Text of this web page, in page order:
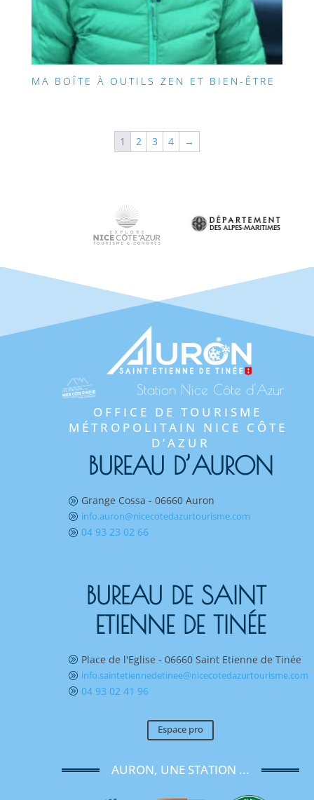
MA BOÎTE À OUTILS ZEN ET BIEN-ÊTRE
1 2 3 4 →
Station Nice Côte d'Azur
OFFICE DE TOURISME
MÉTROPOLITAIN NICE CÔTE
D’AZUR
BUREAU D’AURON
A Grange Cossa - 06660 Auron
A info.auron@nicecotedazurtourisme.com
A 04 93 23 02 66
BUREAU DE SAINT
ETIENNE DE TINÉE
A Place de l'Eglise - 06660 Saint Etienne de Tinée
A info.saintetiennedetinee@nicecotedazurtourisme.com
A 04 93 02 41 96
Espace pro
AURON, UNE STATION ...